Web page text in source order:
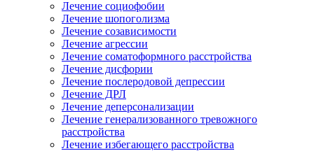
Лечение социофобии
Лечение шопоголизма
Лечение созависимости
Лечение агрессии
Лечение соматоформного расстройства
Лечение дисфории
Лечение послеродовой депрессии
Лечение ДРЛ
Лечение деперсонализации
Лечение генерализованного тревожного
расстройства
Лечение избегающего расстройства